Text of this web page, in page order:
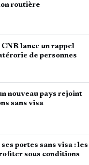
routière
lance un rappel
de personnes
nouveau pays rejoint
sans visa
portes sans visa : les
sous conditions